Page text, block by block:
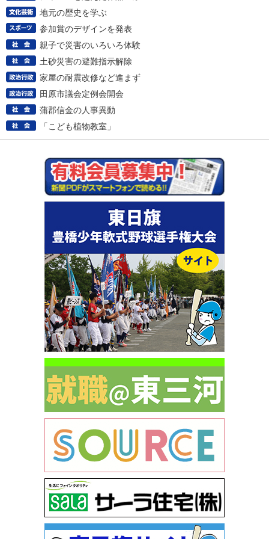
地元の歴史を学ぶ
参加賞のデザインを発表
親子で災害のいろいろ体験
土砂災害の避難指示解除
家屋の耐震改修など進まず
田原市議会定例会開会
蒲郡信金の人事異動
「こども植物教室」